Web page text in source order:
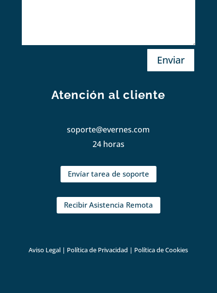
Enviar
Atención al cliente
soporte@evernes.com
24 horas
Envíar tarea de soporte
Recibir Asistencia Remota
Aviso Legal | Política de Privacidad | Política de Cookies